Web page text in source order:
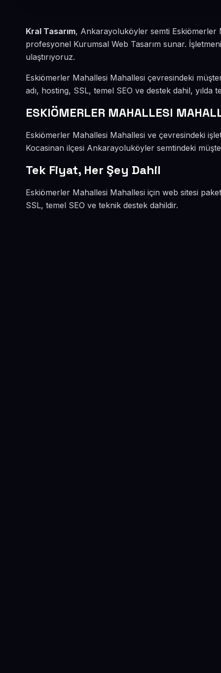
Kral Tasarım, Ankarayoluköyler semti Eskiömerler
profesyonel Kurumsal Web Tasarım sunar.
ulaştırıyoruz.
Eskiömerler Mahallesi Mahallesi çevresindeki
adı, hosting, SSL, temel SEO ve destek dahil, yılda
ESKIÖMERLER MAHALLESI
Eskiömerler Mahallesi Mahallesi ve çevresindeki
Kocasinan ilçesi Ankarayoluköyler semtindeki
Tek Fiyat, Her Şey Dahil
Eskiömerler Mahallesi Mahallesi için web sitesi
SSL, temel SEO ve teknik destek dahildir.